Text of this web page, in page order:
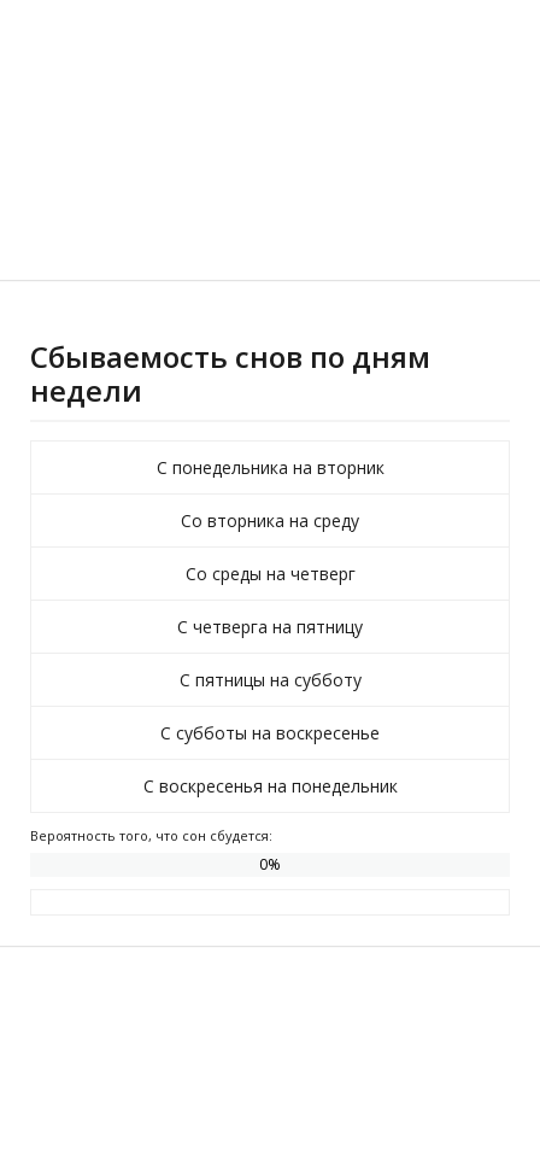
Сбываемость снов по дням
недели
С понедельника на вторник
Со вторника на среду
Со среды на четверг
С четверга на пятницу
С пятницы на субботу
С субботы на воскресенье
С воскресенья на понедельник
Вероятность того, что сон сбудется:
0%